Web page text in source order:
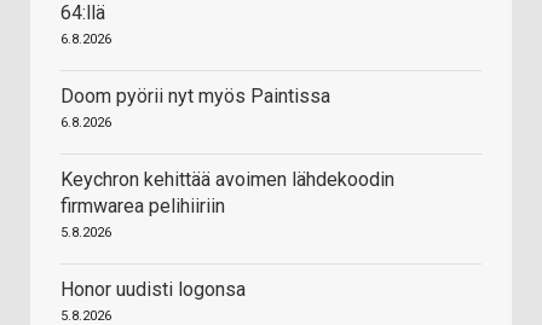
64:llä
6.8.2026
Doom pyörii nyt myös Paintissa
6.8.2026
Keychron kehittää avoimen lähdekoodin
firmwarea pelihiiriin
5.8.2026
Honor uudisti logonsa
5.8.2026